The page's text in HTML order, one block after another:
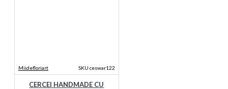
Miidefloriart SKU ceswar122
CERCEI HANDMADE CU